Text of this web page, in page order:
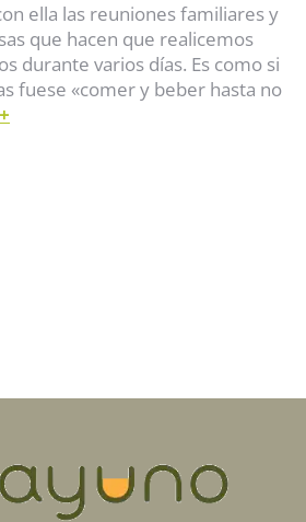
ella las reuniones familiares y
que hacen que realicemos
durante varios días. Es como si
fuese «comer y beber hasta no
+